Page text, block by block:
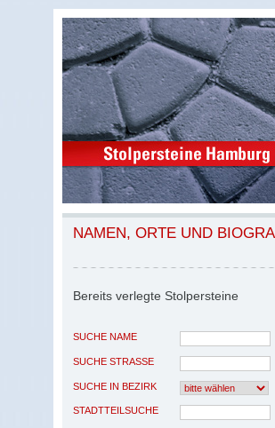
NAMEN, ORTE UND
Bereits verlegte Stolpersteine
SUCHE NAME
SUCHE STRASSE
SUCHE IN BEZIRK
STADTTEILSUCHE